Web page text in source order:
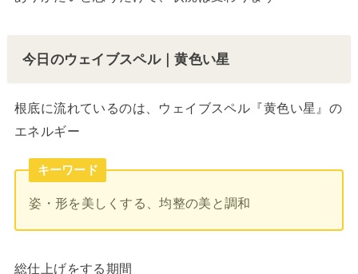
今日のウェイブスペル｜黄色い星
根底に流れているのは、ウェイブスペル『黄色い星』の
エネルギー
キーワード
姿・形を美しくする、均整の美と調和
総仕上げをする期間